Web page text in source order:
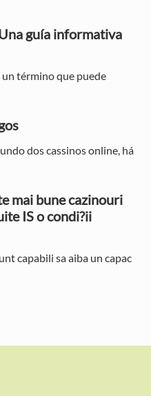
guía informativa
término que puede
dos cassinos online, há
mai bune cazinouri
IS o condi?ii
capabili sa aiba un capac